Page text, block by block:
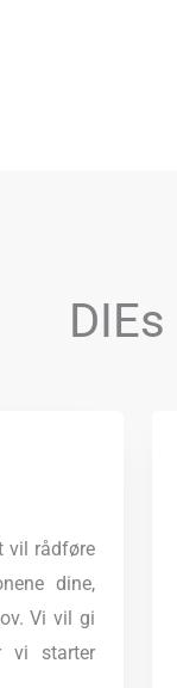
vil rådføre
dine,
Vi vil gi
vi starter